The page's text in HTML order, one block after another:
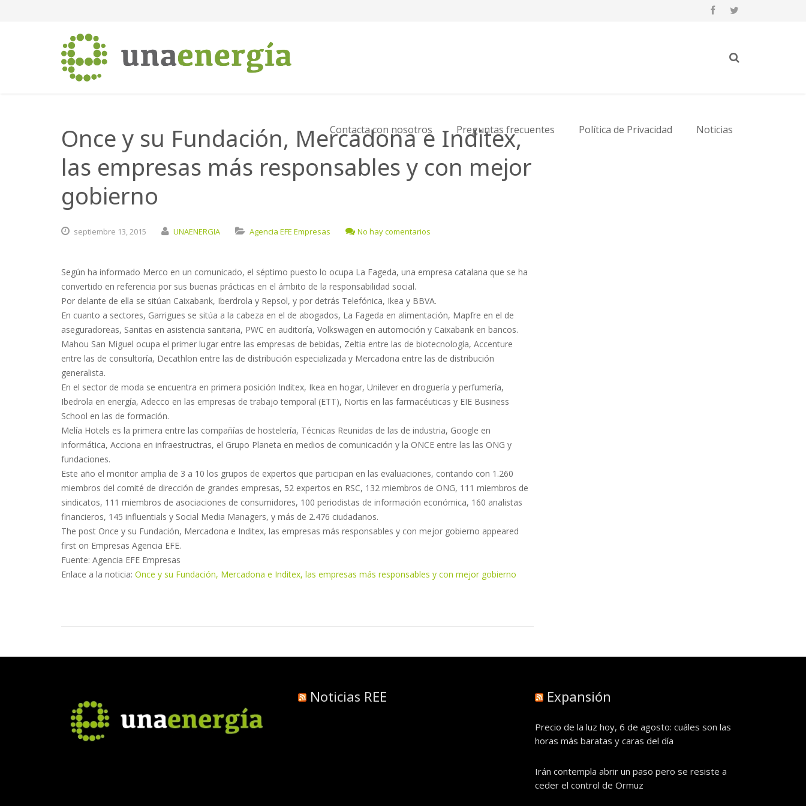
Contacta con nosotros Preguntas frecuentes Política de Privacidad Noticias
Once y su Fundación, Mercadona e Inditex,
las empresas más responsables y con mejor
gobierno
septiembre 13,2015 UNAENERGIA Agencia EFE Empresas No hay comentarios
Según ha informado Merco en un comunicado, el séptimo puesto lo ocupa La Fageda, una empresa catalana que se ha
convertido en referencia por sus buenas prácticas en el ámbito de la responsabilidad social.
Por delante de ella se sitúan Caixabank, Iberdrola y Repsol, y por detrás Telefónica, Ikea y BBVA.
En cuanto a sectores, Garrigues se sitúa a la cabeza en el de abogados, La Fageda en alimentación, Mapfre en el de
aseguradoreas, Sanitas en asistencia sanitaria, PWC en auditoría, Volkswagen en automoción y Caixabank en bancos.
Mahou San Miguel ocupa el primer lugar entre las empresas de bebidas, Zeltia entre las de biotecnología, Accenture
entre las de consultoría, Decathlon entre las de distribución especializada y Mercadona entre las de distribución
generalista.
En el sector de moda se encuentra en primera posición Inditex, Ikea en hogar, Unilever en droguería y perfumería,
Ibedrola en energía, Adecco en las empresas de trabajo temporal (ETT), Nortis en las farmacéuticas y EIE Business
School en las de formación.
Melía Hotels es la primera entre las compañías de hostelería, Técnicas Reunidas de las de industria, Google en
informática, Acciona en infraestructras, el Grupo Planeta en medios de comunicación y la ONCE entre las las ONG y
fundaciones.
Este año el monitor amplia de 3 a 10 los grupos de expertos que participan en las evaluaciones, contando con 1.260
miembros del comité de dirección de grandes empresas, 52 expertos en RSC, 132 miembros de ONG, 111 miembros de
sindicatos, 111 miembros de asociaciones de consumidores, 100 periodistas de información económica, 160 analistas
financieros, 145 influentials y Social Media Managers, y más de 2.476 ciudadanos.
The post Once y su Fundación, Mercadona e Inditex, las empresas más responsables y con mejor gobierno appeared
first on Empresas Agencia EFE.
Fuente: Agencia EFE Empresas
Enlace a la noticia: Once y su Fundación, Mercadona e Inditex, las empresas más responsables y con mejor gobierno
Noticias REE Expansión
Precio de la luz hoy, 6 de agosto: cuáles son las
horas más baratas y caras del día
Irán contempla abrir un paso pero se resiste a
ceder el control de Ormuz